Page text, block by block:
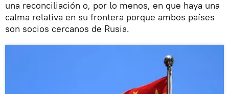
una reconciliación o, por lo menos, en que haya una
calma relativa en su frontera porque ambos países
son socios cercanos de Rusia.